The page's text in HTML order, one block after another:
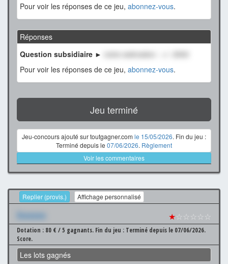
Pour voir les réponses de ce jeu, abonnez-vous.
Réponses
Question subsidiaire ►
notre estimation : +/- 2500
Pour voir les réponses de ce jeu, abonnez-vous.
Jeu terminé
Jeu-concours ajouté sur toutgagner.com le 15/05/2026. Fin du jeu :
Terminé depuis le 07/06/2026. Règlement
Voir les commentaires
Replier (provis.) Affichage personnalisé
Xxxxxxx ★☆☆☆☆☆
Dotation : 80 € / 5 gagnants. Fin du jeu : Terminé depuis le 07/06/2026.
Score.
Les lots gagnés